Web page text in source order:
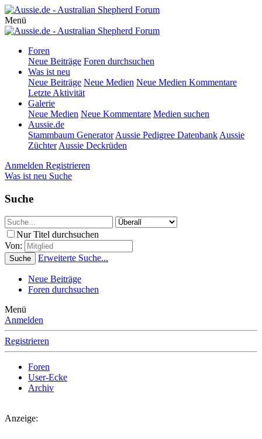
Menü
Foren
Neue Beiträge Foren durchsuchen
Was ist neu
Neue Beiträge Neue Medien Neue Medien Kommentare
Letzte Aktivität
Galerie
Neue Medien Neue Kommentare Medien suchen
Aussie.de
Stammbaum Generator Aussie Pedigree Datenbank Aussie
Züchter Aussie Deckrüden
Anmelden Registrieren
Was ist neu Suche
Suche
Nur Titel durchsuchen
Von:
Suche Erweiterte Suche...
Neue Beiträge
Foren durchsuchen
Menü
Anmelden
Registrieren
Foren
User-Ecke
Archiv
Anzeige: